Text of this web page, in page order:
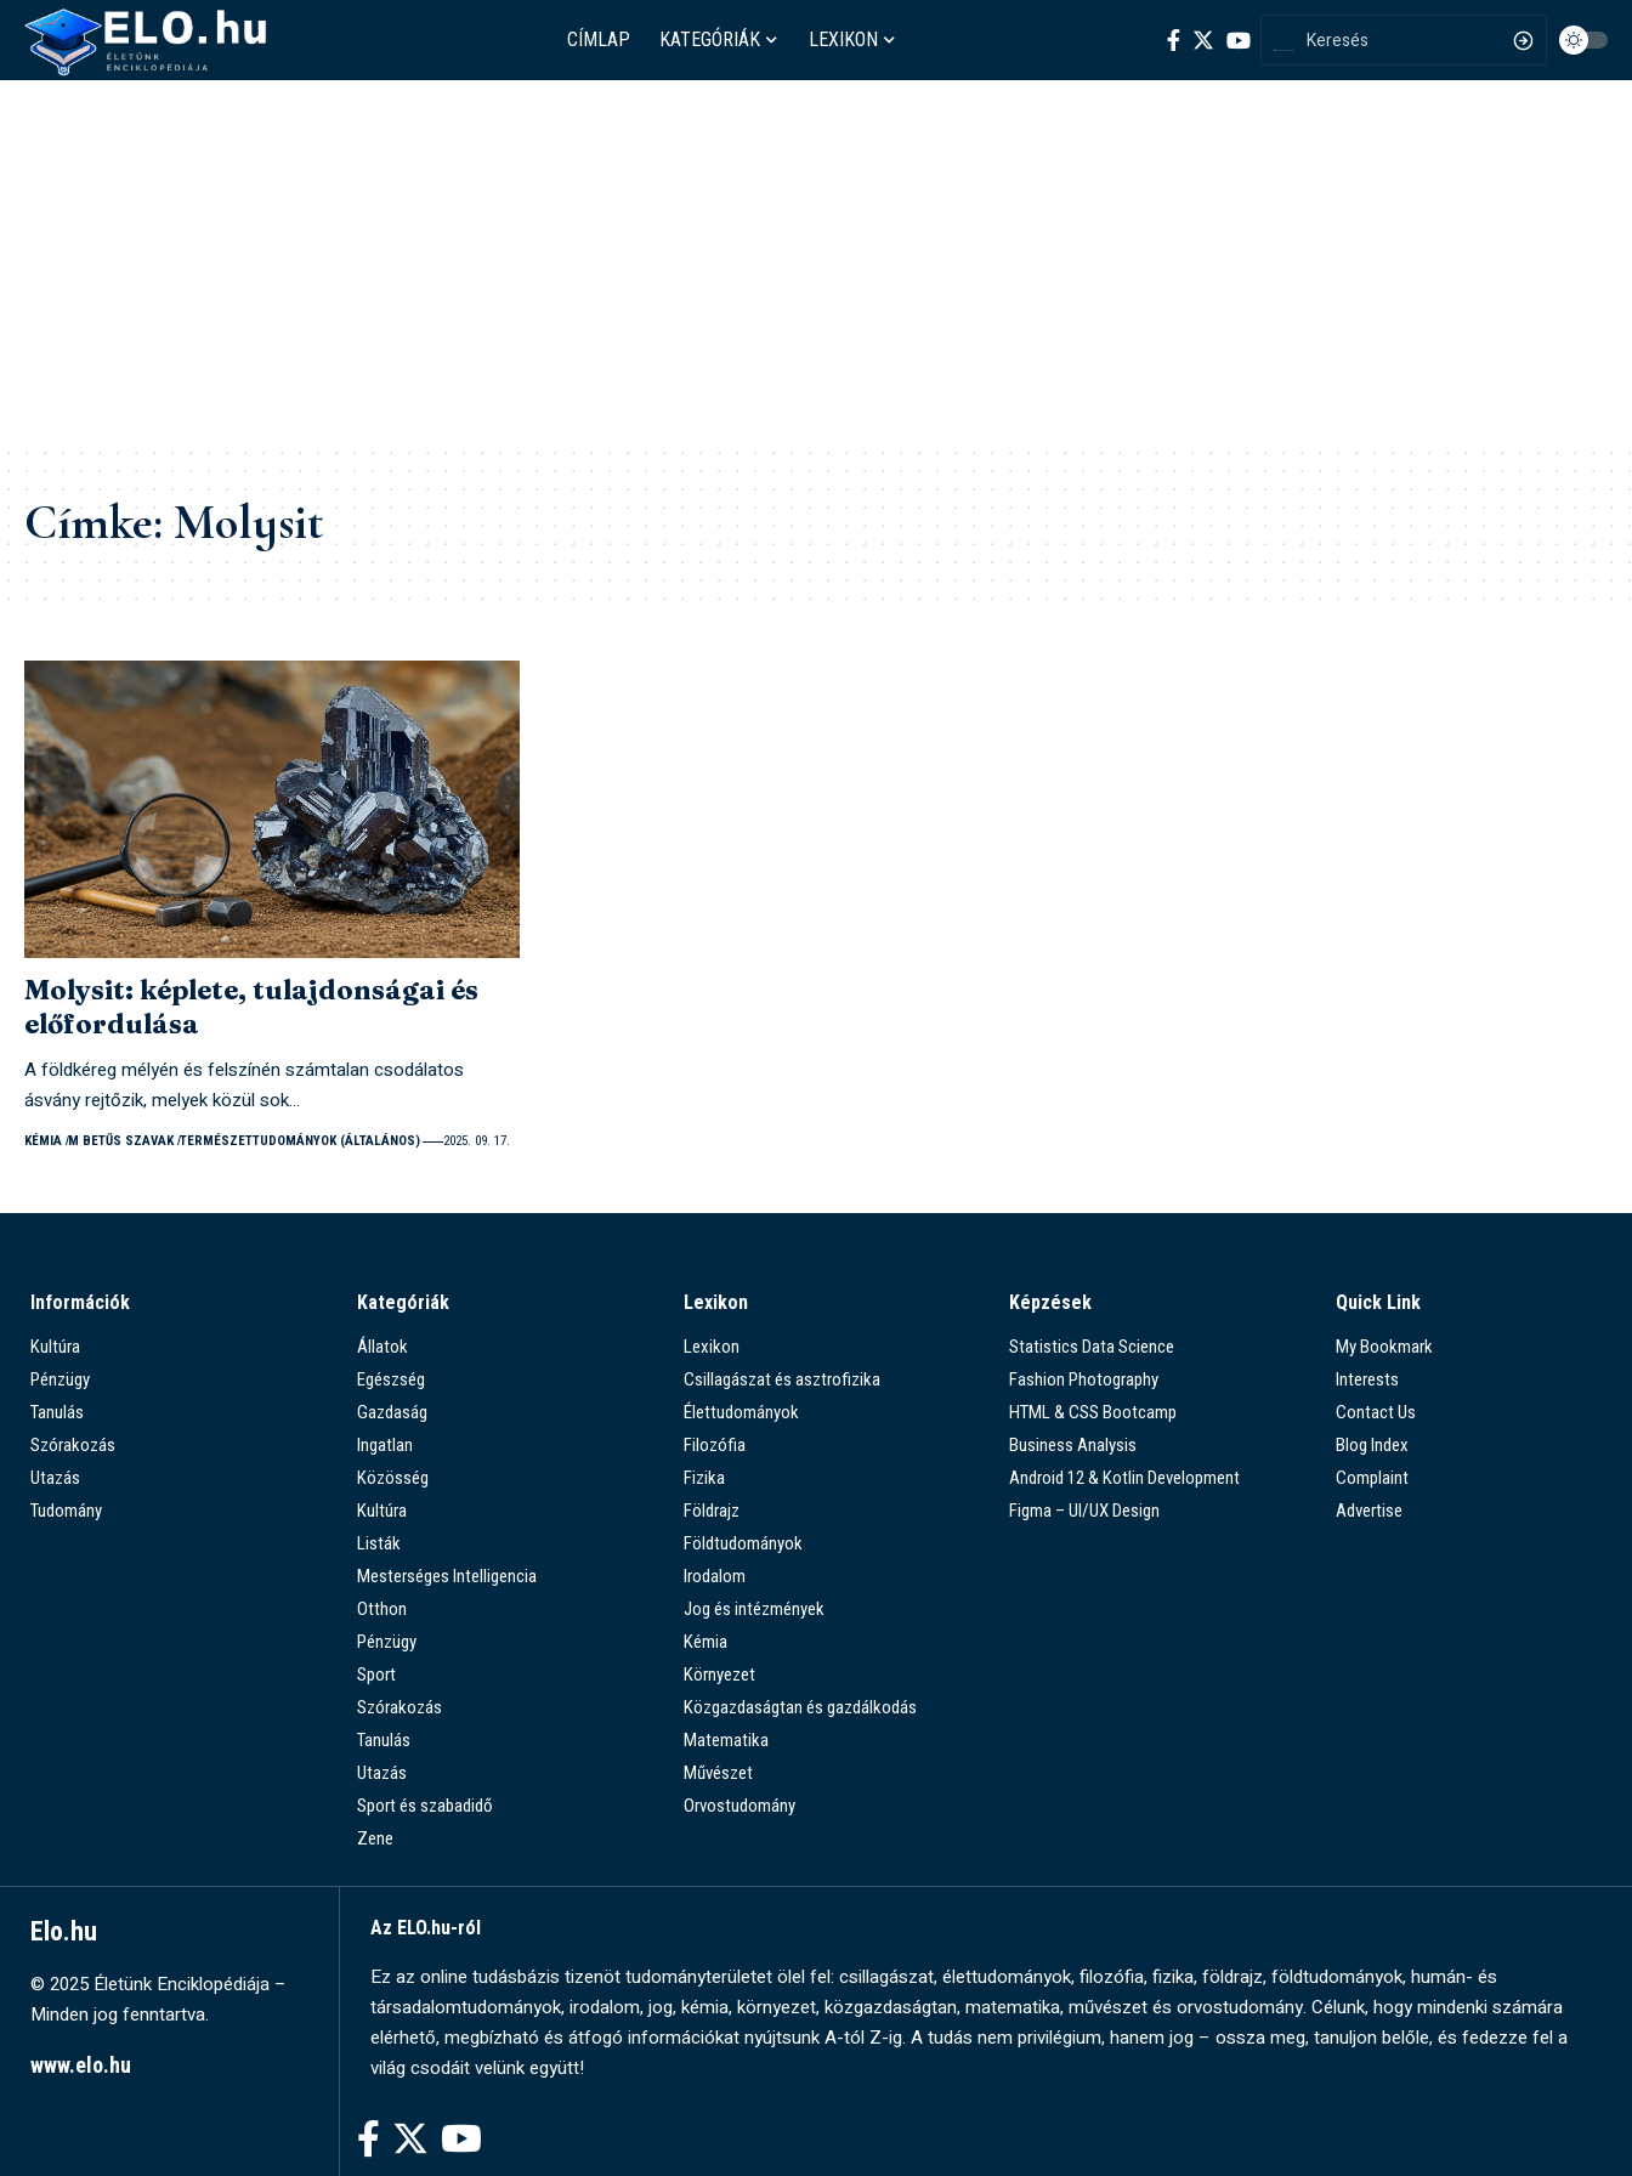
CÍMLAP KATEGÓRIÁK LEXIKON
Címke:Molysit
Molysit: képlete, tulajdonságai és
előfordulása
A földkéreg mélyén és felszínén számtalan csodálatos
ásvány rejtőzik, melyek közül sok…
KÉMIA M BETŰS SZAVAK TERMÉSZETTUDOMÁNYOK (ÁLTALÁNOS) 2025. 09. 17.
Információk
Kultúra
Pénzügy
Tanulás
Szórakozás
Utazás
Tudomány
Kategóriák
Állatok
Egészség
Gazdaság
Ingatlan
Közösség
Kultúra
Listák
Mesterséges Intelligencia
Otthon
Pénzügy
Sport
Szórakozás
Tanulás
Utazás
Sport és szabadidő
Zene
Lexikon
Lexikon
Csillagászat és asztrofizika
Élettudományok
Filozófia
Fizika
Földrajz
Földtudományok
Irodalom
Jog és intézmények
Kémia
Környezet
Közgazdaságtan és gazdálkodás
Matematika
Művészet
Orvostudomány
Képzések
Statistics Data Science
Fashion Photography
HTML & CSS Bootcamp
Business Analysis
Android 12 & Kotlin Development
Figma – UI/UX Design
Quick Link
My Bookmark
Interests
Contact Us
Blog Index
Complaint
Advertise
Elo.hu
© 2025 Életünk Enciklopédiája –
Minden jog fenntartva.
www.elo.hu
Az ELO.hu-ról
Ez az online tudásbázis tizenöt tudományterületet ölel fel: csillagászat, élettudományok, filozófia, fizika, földrajz, földtudományok, humán- és
társadalomtudományok, irodalom, jog, kémia, környezet, közgazdaságtan, matematika, művészet és orvostudomány. Célunk, hogy mindenki számára
elérhető, megbízható és átfogó információkat nyújtsunk A-tól Z-ig. A tudás nem privilégium, hanem jog – ossza meg, tanuljon belőle, és fedezze fel a
világ csodáit velünk együtt!